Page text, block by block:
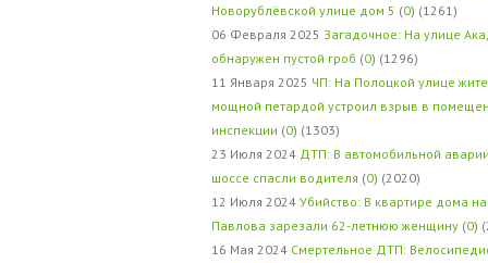
Новорублёвской улице дом 5 (0) (1261)
06 Февраля 2025 Загадочное: На улице
обнаружен пустой гроб (0) (1296)
11 Января 2025 ЧП: На Полоцкой улице
мощной петардой устроил взрыв в
инспекции (0) (1303)
23 Июля 2024 ДТП: В автомобильной
шоссе спасли водителя (0) (2020)
12 Июля 2024 Убийство: В квартире дома
Павлова зарезали 62-летнюю женщину (0)
16 Мая 2024 Смертельное ДТП: